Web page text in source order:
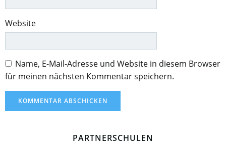
Website
Name, E-Mail-Adresse und Website in diesem Browser
für meinen nächsten Kommentar speichern.
PARTNERSCHULEN